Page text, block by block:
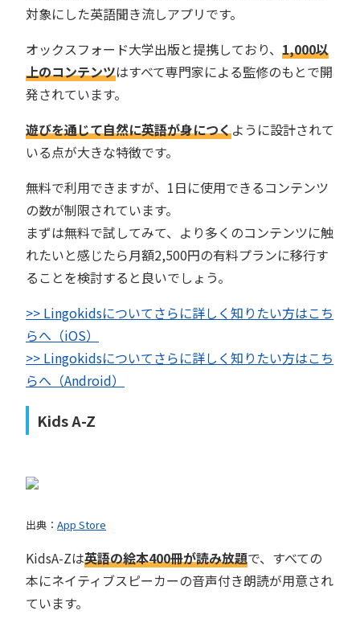
対象にした英語聞き流しアプリです。
オックスフォード大学出版と提携しており、 1,000以
上のコンテンツはすべて専門家による監修のもとで開
発されています。
遊びを通じて自然に英語が身につくように設計されて
いる点が大きな特徴です。
無料で利用できますが、1日に使用できるコンテンツ
の数が制限されています。
まずは無料で試してみて、より多くのコンテンツに触
れたいと感じたら月額2,500円の有料プランに移行す
ることを検討すると良いでしょう。
>> Lingokidsについてさらに詳しく知りたい方はこち
らへ（iOS）
>> Lingokidsについてさらに詳しく知りたい方はこち
らへ（Android）
Kids A-Z
出典： App Store
KidsA-Zは英語の絵本400冊が読み放題で、すべての
本にネイティブスピーカーの音声付き朗読が用意され
ています。